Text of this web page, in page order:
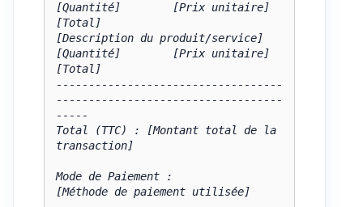
[Quantité]        [Prix unitaire]
[Total]
[Description du produit/service]
[Quantité]        [Prix unitaire]
[Total]
-----------------------------------
-----------------------------------
-----
Total (TTC) : [Montant total de la
transaction]
Mode de Paiement :
[Méthode de paiement utilisée]